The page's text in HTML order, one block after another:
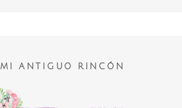
MI ANTIGUO RINCÓN